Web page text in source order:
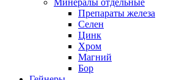
Препараты железа
Селен
Цинк
Хром
Магний
Бор